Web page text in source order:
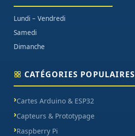
Lundi – Vendredi
Samedi
Dimanche
CATÉGORIES POPULAIRES
Cartes Arduino & ESP32
Capteurs & Prototypage
Raspberry Pi